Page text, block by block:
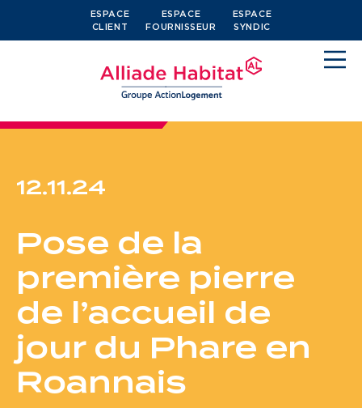
ESPACE
CLIENT
ESPACE
FOURNISSEUR
ESPACE
SYNDIC
Je cherche un logement
J’ai moins de 30 ans
Je suis salarié
J’ai plus de 65 ans
Je cherche un local commercial
12.11.24
Pose de la
première pierre
de l’accueil de
jour du Phare en
Roannais